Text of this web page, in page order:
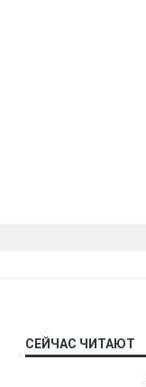
СЕЙЧАС ЧИТАЮТ